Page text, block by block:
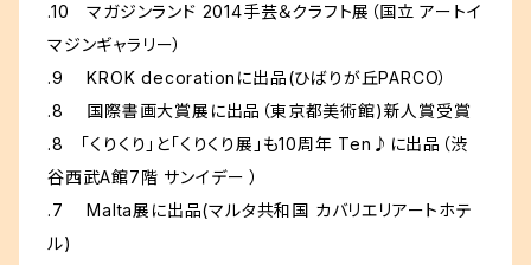
.10 マガジンランド 2014手芸＆クラフト展（国立 アートイ
マジンギャラリー）
.9 KROK decorationに出品(ひばりが丘PARCO）
.8 国際書画大賞展に出品（東京都美術館)新人賞受賞
.8 「くりくり」と「くりくり展」も10周年 Ten♪に出品（渋
谷西武A館7階 サンイデー ）
.7 Malta展に出品(マルタ共和国 カバリエリアートホテ
ル)